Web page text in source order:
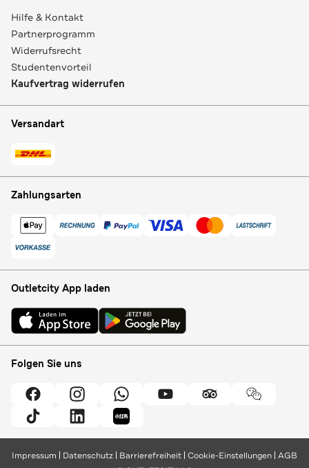
Hilfe & Kontakt
Partnerprogramm
Widerrufsrecht
Studentenvorteil
Kaufvertrag widerrufen
Versandart
Zahlungsarten
Outletcity App laden
Folgen Sie uns
Impressum Datenschutz Barrierefreiheit Cookie-Einstellungen AGB